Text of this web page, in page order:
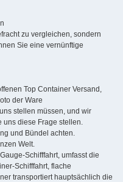
zu vergleichen, sondern
Sie eine vernünftige
Top Container Versand,
der Ware
stellen müssen, und wir
uns diese Frage stellen.
und Bündel achten.
Welt.
Schifffahrt, umfasst die
Schifffahrt, flache
transportiert hauptsächlich die